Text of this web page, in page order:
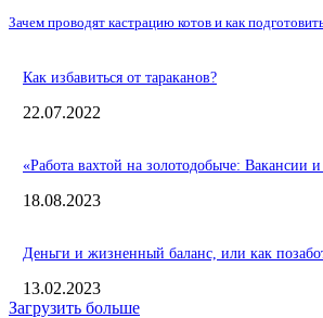
Зачем проводят кастрацию котов и как
Как избавиться от тараканов?
22.07.2022
«Работа вахтой на золотодобыче: Вакансии
18.08.2023
Деньги и жизненный баланс, или как
13.02.2023
Загрузить больше